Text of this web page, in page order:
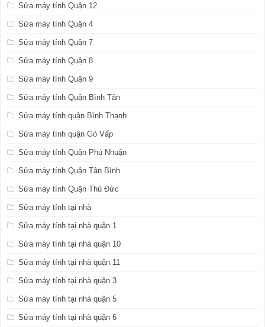
Sửa máy tính Quận 12
Sửa máy tính Quận 4
Sửa máy tính Quận 7
Sửa máy tính Quận 8
Sửa máy tính Quận 9
Sửa máy tính Quận Bình Tân
Sửa máy tính quận Bình Thạnh
Sửa máy tính quận Gò Vấp
Sửa máy tính Quận Phú Nhuận
Sửa máy tính Quận Tân Bình
Sửa máy tính Quận Thủ Đức
Sửa máy tính tại nhà
Sửa máy tính tại nhà quận 1
Sửa máy tính tại nhà quận 10
Sửa máy tính tại nhà quận 11
Sửa máy tính tại nhà quận 3
Sửa máy tính tại nhà quận 5
Sửa máy tính tại nhà quận 6